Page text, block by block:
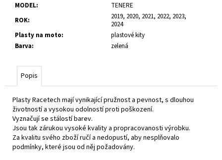
MODEL:
TENERE
ROK:
2019, 2020, 2021, 2022, 2023,
2024
Plasty na moto:
plastové kity
Barva: zelená
Popis
Plasty Racetech mají vynikající pružnost a pevnost, s dlouhou
životností a vysokou odolností proti poškození.
Vyznačují se stálostí barev.
Jsou tak zárukou vysoké kvality a propracovanosti výrobku.
Za kvalitu svého zboží ručí a nedopustí, aby nesplňovalo
podmínky, které jsou od něj požadovány.
m